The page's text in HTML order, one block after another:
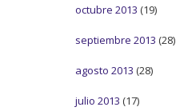
octubre 2013 (19)
septiembre 2013 (28)
agosto 2013 (28)
julio 2013 (17)